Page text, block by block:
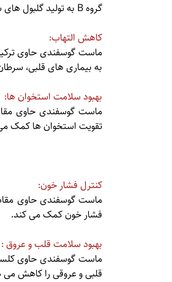
گروه B به تولید گلبول های سفید کمک می کنند که نقش مهمی در سیستم ایمنی بدن دارند.
کاهش التهاب:
ماست گوسفندی حاوی
به بیماری های قلبی،
بهبود سلامت استخوان ها:
ماست گوسفندی حاوی
تقویت استخوان ها کمک
کنترل فشار خون:
ماست گوسفندی حاوی
فشار خون کمک می کند.
بهبود سلامت قلب و عروق :
ماست گوسفندی حاوی
قلبی و عروقی را کاهش